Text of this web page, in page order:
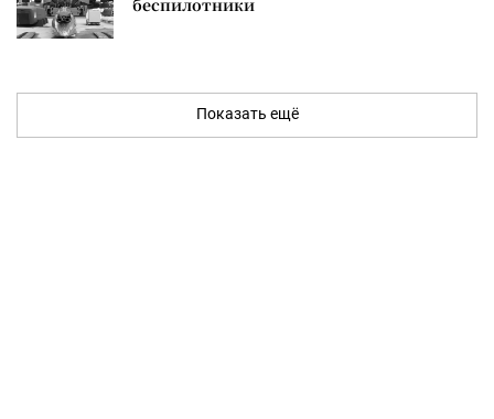
беспилотники
Показать ещё